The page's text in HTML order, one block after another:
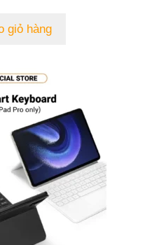
giỏ hàng